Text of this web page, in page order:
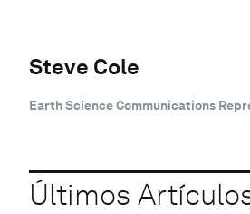
Steve Cole
Earth Science Communications
Últimos